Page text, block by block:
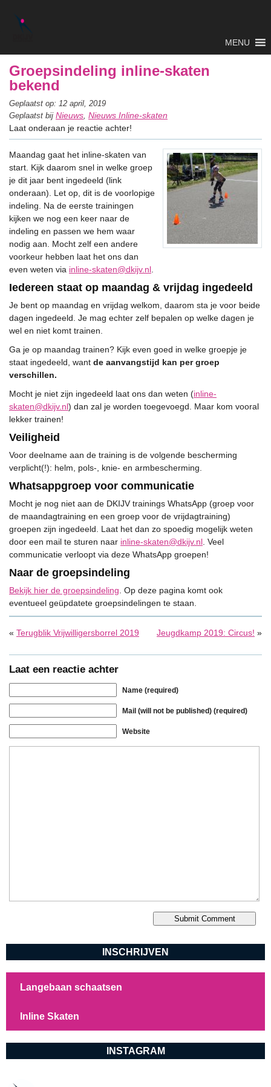
MENU
Groepsindeling inline-skaten
bekend
Geplaatst op: 12 april, 2019
Geplaatst bij Nieuws, Nieuws Inline-skaten
Laat onderaan je reactie achter!
Maandag gaat het inline-skaten van
start. Kijk daarom snel in welke groep
je dit jaar bent ingedeeld (link
onderaan). Let op, dit is de voorlopige
indeling. Na de eerste trainingen
kijken we nog een keer naar de
indeling en passen we hem waar
nodig aan. Mocht zelf een andere
voorkeur hebben laat het ons dan
even weten via inline-skaten@dkijv.nl.
Iedereen staat op maandag & vrijdag ingedeeld
Je bent op maandag en vrijdag welkom, daarom sta je voor beide
dagen ingedeeld. Je mag echter zelf bepalen op welke dagen je
wel en niet komt trainen.
Ga je op maandag trainen? Kijk even goed in welke groepje je
staat ingedeeld, want de aanvangstijd kan per groep
verschillen.
Mocht je niet zijn ingedeeld laat ons dan weten (inline-
skaten@dkijv.nl) dan zal je worden toegevoegd. Maar kom vooral
lekker trainen!
Veiligheid
Voor deelname aan de training is de volgende bescherming
verplicht(!): helm, pols-, knie- en armbescherming.
Whatsappgroep voor communicatie
Mocht je nog niet aan de DKIJV trainings WhatsApp (groep voor
de maandagtraining en een groep voor de vrijdagtraining)
groepen zijn ingedeeld. Laat het dan zo spoedig mogelijk weten
door een mail te sturen naar inline-skaten@dkijv.nl. Veel
communicatie verloopt via deze WhatsApp groepen!
Naar de groepsindeling
Bekijk hier de groepsindeling. Op deze pagina komt ook
eventueel geüpdatete groepsindelingen te staan.
« Terugblik Vrijwilligersborrel 2019 Jeugdkamp 2019: Circus! »
Laat een reactie achter
Name (required)
Mail (will not be published) (required)
Website
INSCHRIJVEN
Langebaan schaatsen
Inline Skaten
INSTAGRAM